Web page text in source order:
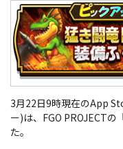
3月22日9時現在のApp
ー)は、FGO PROJECT
た。